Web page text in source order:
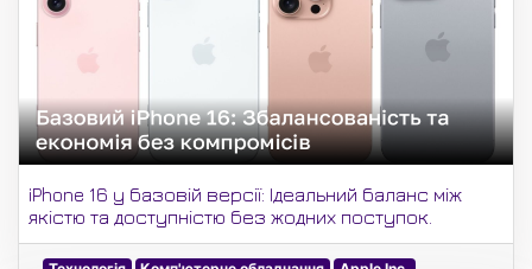
iPhone 16 у базовій версії: Ідеальний баланс між
якістю та доступністю без жодних поступок.